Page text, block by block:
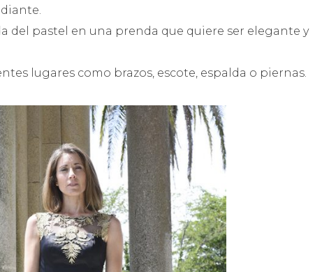
del pastel en una prenda que quiere ser elegante y
lugares como brazos, escote, espalda o piernas.